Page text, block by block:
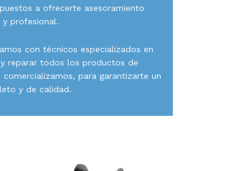
a ofrecerte asesoramiento
y profesional.
con técnicos especializados en
reparar todos los productos de
para garantizarte un
y de calidad.